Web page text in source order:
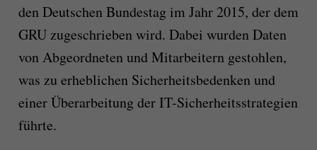
den Deutschen Bundestag im Jahr 2015, der dem
GRU zugeschrieben wird. Dabei wurden Daten
von Abgeordneten und Mitarbeitern gestohlen,
was zu erheblichen Sicherheitsbedenken und
einer Überarbeitung der IT-Sicherheitsstrategien
führte.